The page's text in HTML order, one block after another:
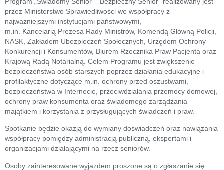
przez Ministerstwo Sprawiedliwości we współpracy z
najważniejszymi instytucjami państwowymi,
m.in. Kancelarią Prezesa Rady Ministrów, Komendą Główną Policji,
NASK, Zakładem Ubezpieczeń Społecznych, Urzędem Ochrony
Konkurencji i Konsumentów, Biurem Rzecznika Praw Pacjenta oraz
Krajową Radą Notarialną. Celem Programu jest zwiększenie
bezpieczeństwa osób starszych poprzez działania edukacyjne i
profilaktyczne dotyczące m.in. ochrony przed oszustwami,
bezpieczeństwa w Internecie, przeciwdziałania przemocy domowej,
ochrony praw konsumenta oraz świadomego zarządzania
majątkiem i korzystania z przysługujących świadczeń i praw.
Spotkanie będzie okazją do wymiany doświadczeń oraz nawiązania
współpracy pomiędzy administracją publiczną, ekspertami i
organizacjami działającymi na rzecz seniorów.
Osoby zainteresowane wyjazdem proszone są o zgłaszanie się: